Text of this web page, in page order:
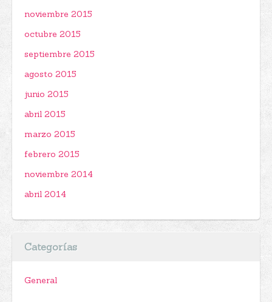
noviembre 2015
octubre 2015
septiembre 2015
agosto 2015
junio 2015
abril 2015
marzo 2015
febrero 2015
noviembre 2014
abril 2014
Categorías
General